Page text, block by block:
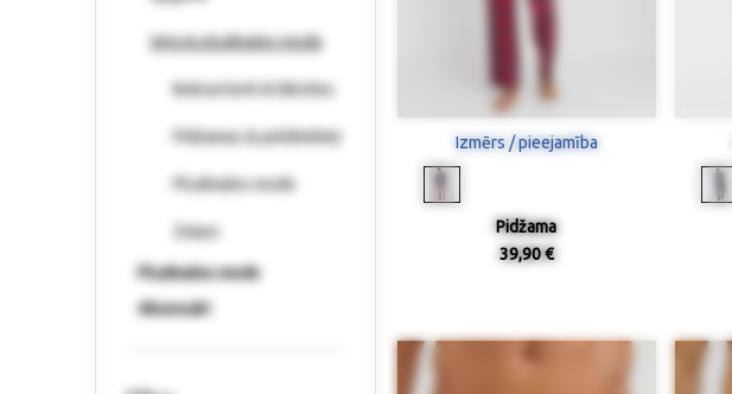
Veļa & pludmales mode
Bokseršorti & biksītes
Pidžamas & peldmēteļi
Pludmales mode
Zeķes
Pludmales mode
Aksesuāri
Izmērs / pieejamība
Pidžama
39,90 €